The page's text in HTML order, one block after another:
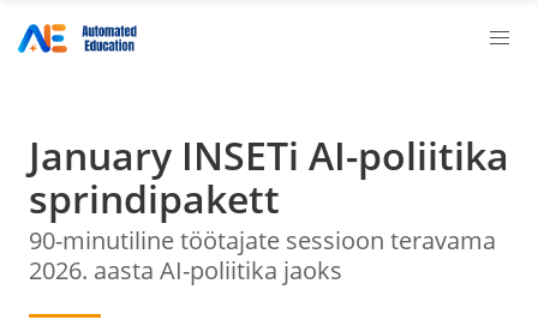
January INSETi AI-poliitika
sprindipakett
90-minutiline töötajate sessioon teravama
2026. aasta AI-poliitika jaoks